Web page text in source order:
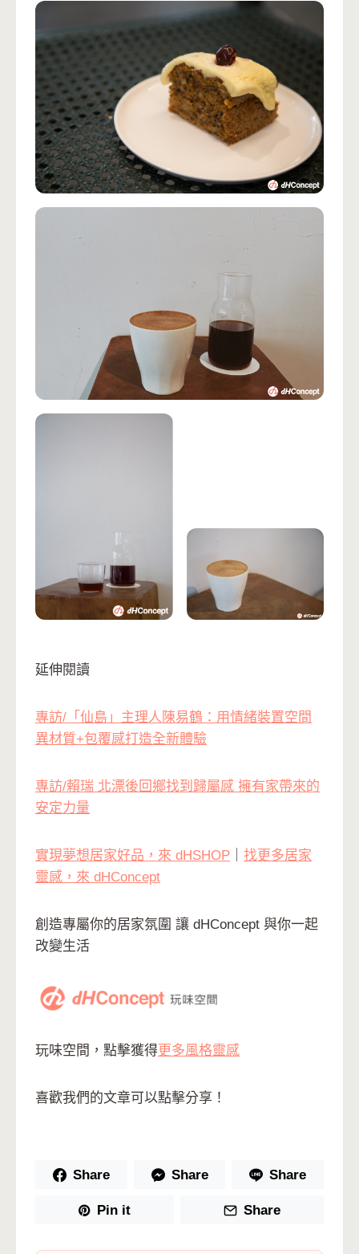
延伸閱讀
專訪/「仙島」主理人陳易鶴：用情緒裝置空間
異材質+包覆感打造全新體驗
專訪/賴瑞 北漂後回鄉找到歸屬感 擁有家帶來的
安定力量
實現夢想居家好品，來 dHSHOP
找更多居家
靈感，來 dHConcept
創造專屬你的居家氛圍 讓 dHConcept 與你一起
改變生活
玩味空間，點擊獲得更多風格靈感
喜歡我們的文章可以點擊分享！
Share Share Share
Pin it Share